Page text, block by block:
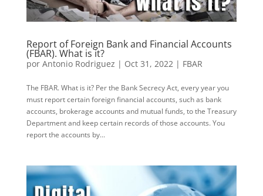
Report of Foreign Bank and Financial Accounts
(FBAR). What is it?
por Antonio Rodriguez | Oct 31, 2022 | FBAR
The FBAR. What is it? Per the Bank Secrecy Act, every year you
must report certain foreign financial accounts, such as bank
accounts, brokerage accounts and mutual funds, to the Treasury
Department and keep certain records of those accounts. You
report the accounts by...